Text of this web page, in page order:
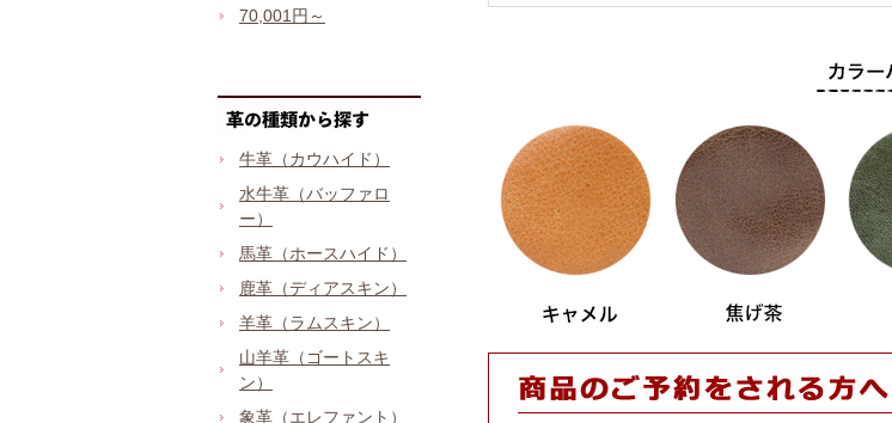
70,001円～
牛革（カウハイド）
水牛革（バッファロ
ー）
馬革（ホースハイド）
鹿革（ディアスキン）
羊革（ラムスキン）
山羊革（ゴートスキ
ン）
象革（エレファント）